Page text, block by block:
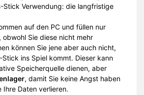
Stick Verwendung: die langfristige
auf den PC und füllen nur
obwohl Sie diese nicht mehr
können Sie jene aber auch nicht,
Stick ins Spiel kommt. Dieser kann
Speicherquelle dienen, aber
, damit Sie keine Angst haben
Ihre Daten verlieren.